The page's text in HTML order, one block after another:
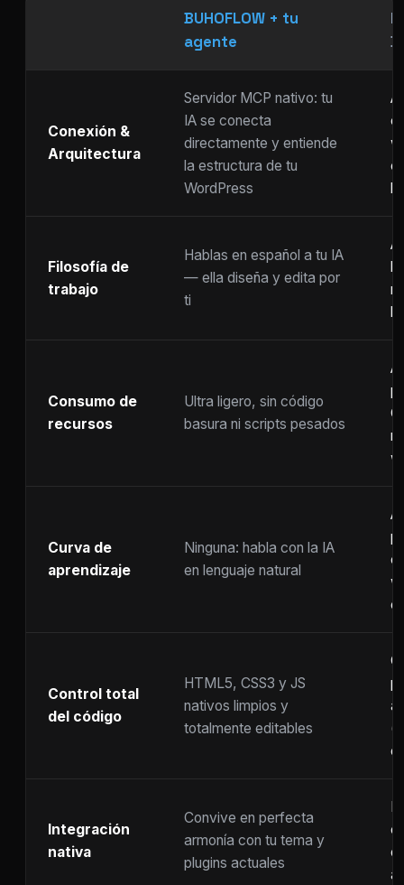
BUHOFLOW + tu
agente
Conexión &
Arquitectura
Servidor MCP nativo: tu
IA se conecta
directamente y entiende
la estructura de tu
WordPress
Filosofía de
trabajo
Hablas en español a tu IA
— ella diseña y edita por
ti
Consumo de
recursos
Ultra ligero, sin código
basura ni scripts pesados
Curva de
aprendizaje
Ninguna: habla con la IA
en lenguaje natural
Control total
del código
HTML5, CSS3 y JS
nativos limpios y
totalmente editables
Integración
nativa
Convive en perfecta
armonía con tu tema y
plugins actuales